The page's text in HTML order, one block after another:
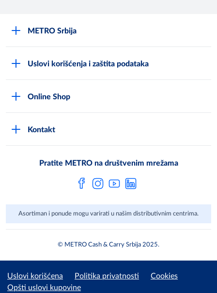
METRO Srbija
Često postavljana pitanja
Uslovi korišćenja i zaštita podataka
Online Shop
Kontakt
Pratite METRO na društvenim mrežama
Asortiman i ponude mogu varirati u našim distributivnim centrima.
© METRO Cash & Carry Srbija 2025.
Uslovi korišćena Politika privatnosti
Cookies
Opšti uslovi kupovine